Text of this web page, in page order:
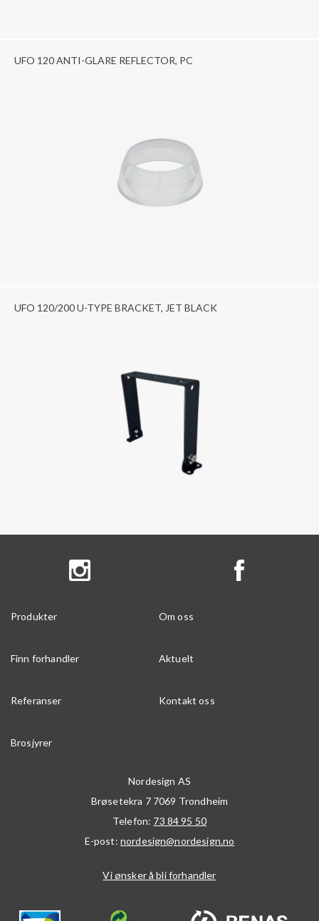
UFO 120 ANTI-GLARE REFLECTOR, PC
UFO 120/200 U-TYPE BRACKET, JET BLACK
Produkter Om oss
Finn forhandler Aktuelt
Referanser Kontakt oss
Brosjyrer
Nordesign AS
Brøsetekra 7 7069 Trondheim
Telefon: 73 84 95 50
E-post: nordesign@nordesign.no
Vi ønsker å bli forhandler